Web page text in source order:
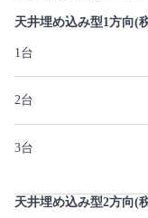
天井埋め込み型1方向(
1台
2台
3台
天井埋め込み型2方向(